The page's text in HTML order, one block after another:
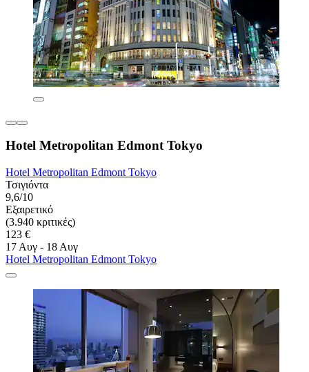
Hotel Metropolitan Edmont Tokyo
Hotel Metropolitan Edmont Tokyo
Τσιγιόντα
9,6/10
Εξαιρετικό
(3.940 κριτικές)
123 €
17 Αυγ - 18 Αυγ
Hotel Metropolitan Edmont Tokyo